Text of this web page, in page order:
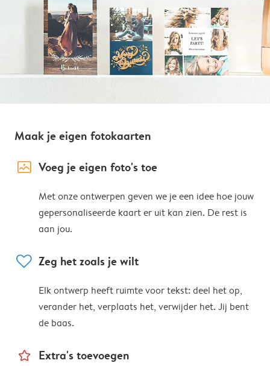
Maak je eigen fotokaarten
image_placeholder Voeg je eigen foto's toe
Met onze ontwerpen geven we je een idee hoe jouw
gepersonaliseerde kaart er uit kan zien. De rest is
aan jou.
heart Zeg het zoals je wilt
Elk ontwerp heeft ruimte voor tekst: deel het op,
verander het, verplaats het, verwijder het. Jij bent
de baas.
star_outline Extra's toevoegen